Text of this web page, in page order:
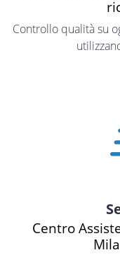
Controllo qualità su
Centro